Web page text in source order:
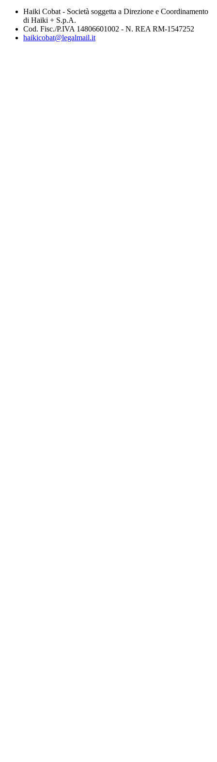
Haiki Cobat - Società soggetta a Direzione e Coordinamento
di Haiki + S.p.A.
Cod. Fisc./P.IVA 14806601002 - N. REA RM-1547252
haikicobat@legalmail.it